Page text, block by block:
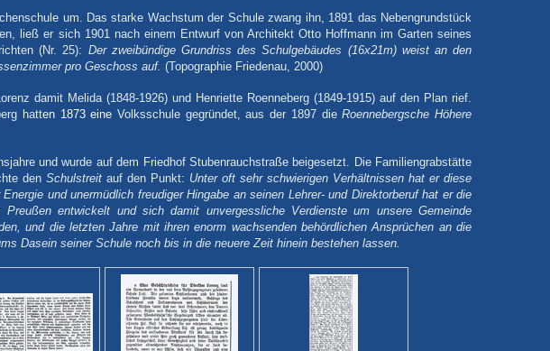
um. Das starke Wachstum der Schule zwang ihn, 1891 das Nebengrundstück
ließ er sich 1901 nach einem Entwurf von Architekt Otto Hoffmann im Garten seines
(Nr. 25): Der zweibündige Grundriss des Schulgebäudes (16x21m) weist an den
pro Geschoss auf. (Topographie Friedenau, 2000)
damit Melida (1848-1926) und Henriette Roenneberg (1849-1915) auf den Plan rief.
hatten 1873 eine Volksschule gegründet, aus der 1897 dieRoennebergsche Höhere
und wurde auf dem Friedhof Stubenrauchstraße beigesetzt. Die Familiengrabstätte
den Schulstreit auf den Punkt: Unter oft sehr schwierigen Verhältnissen hat er diese
und unermüdlich freudiger Hingabe an seinen Lehrer- und Direktorberuf hat er die
entwickelt und sich damit unvergessliche Verdienste um unsere Gemeinde
und die letzten Jahre mit ihren enorm wachsenden behördlichen Ansprüchen an die
Dasein seiner Schule noch bis in die neuere Zeit hinein bestehen lassen.